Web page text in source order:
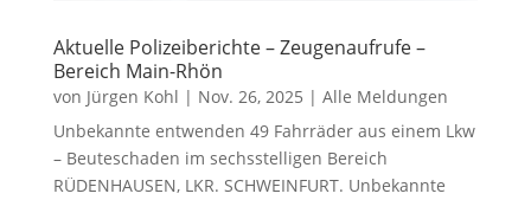
Aktuelle Polizeiberichte – Zeugenaufrufe –
Bereich Main-Rhön
von Jürgen Kohl | Nov. 26, 2025 | Alle Meldungen
Unbekannte entwenden 49 Fahrräder aus einem Lkw
– Beuteschaden im sechsstelligen Bereich
RÜDENHAUSEN, LKR. SCHWEINFURT. Unbekannte